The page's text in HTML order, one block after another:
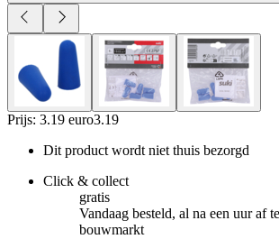
Prijs: 3.19 euro3.19
Dit product wordt niet thuis bezorgd
Click & collect
gratis
Vandaag besteld, al na een uur af
bouwmarkt